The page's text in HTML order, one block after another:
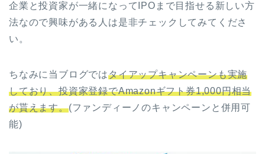
企業と投資家が一緒になってIPOまで目指せる新しい方
法なので興味がある人は是非チェックしてみてくださ
い。
ちなみに当ブログではタイアップキャンペーンも実施
しており、投資家登録でAmazonギフト券1,000円相当
が貰えます。(ファンディーノのキャンペーンと併用可
能)